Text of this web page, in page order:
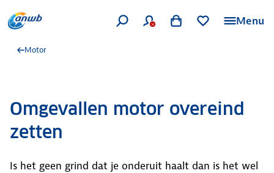
Menu
Motor
Omgevallen motor overeind
zetten
Is het geen grind dat je onderuit haalt dan is het wel